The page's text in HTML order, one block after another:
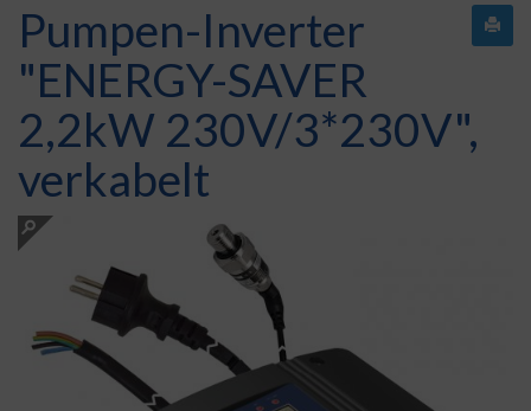
Pumpen-Inverter
"ENERGY-SAVER
2,2kW 230V/3*230V",
verkabelt